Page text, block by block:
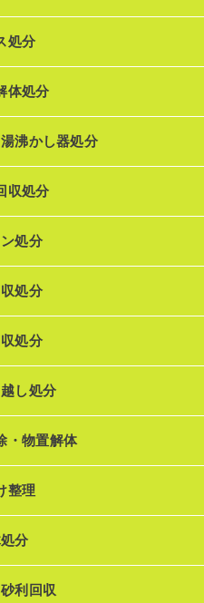
処分
体処分
沸かし器処分
収処分
処分
処分
処分
し処分
・物置解体
整理
分
利回収